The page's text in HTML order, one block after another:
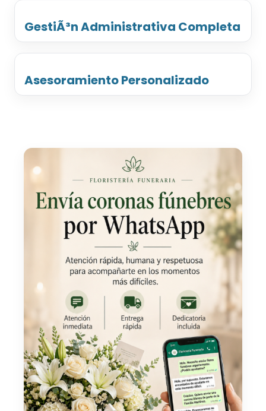
GestiÃ³n Administrativa Completa
Asesoramiento Personalizado